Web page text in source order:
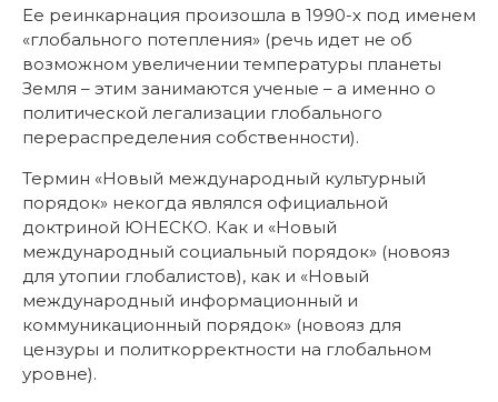
Ее реинкарнация произошла в 1990-х под именем
«глобального потепления» (речь идет не об
возможном увеличении температуры планеты
Земля – этим занимаются ученые – а именно о
политической легализации глобального
перераспределения собственности).
Термин «Новый международный культурный
порядок» некогда являлся официальной
доктриной ЮНЕСКО. Как и «Новый
международный социальный порядок» (новояз
для утопии глобалистов), как и «Новый
международный информационный и
коммуникационный порядок» (новояз для
цензуры и политкорректности на глобальном
уровне).